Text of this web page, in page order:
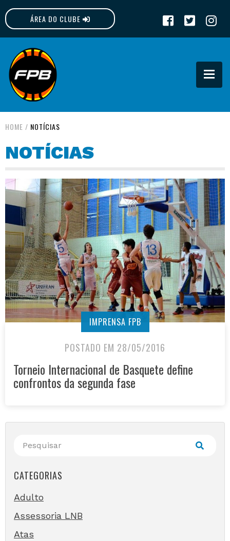
ÁREA DO CLUBE
FPB
HOME / NOTÍCIAS
NOTÍCIAS
IMPRENSA FPB
POSTADO EM 28/05/2016
Torneio Internacional de Basquete define
confrontos da segunda fase
CATEGORIAS
Adulto
Assessoria LNB
Atas